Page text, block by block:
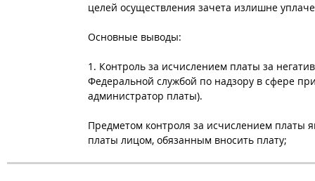
целей осуществления зачета излишне
Основные выводы:
1. Контроль за исчислением платы за
Федеральной службой по надзору в сфере
администратор платы).
Предметом контроля за исчислением платы
платы лицом, обязанным вносить плату;